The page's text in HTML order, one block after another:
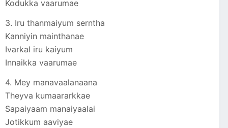
Kodukka vaarumae
3. Iru thanmaiyum serntha
Kanniyin mainthanae
Ivarkal iru kaiyum
Innaikka vaarumae
4. Mey manavaalanaana
Theyva kumaararkkae
Sapaiyaam manaiyaalai
Jotikkum aaviyae